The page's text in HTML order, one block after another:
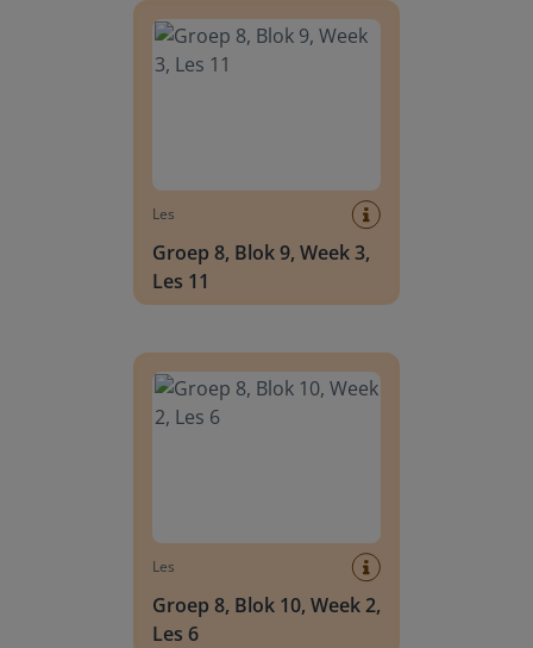
Les
Groep 8, Blok 9, Week 3,
Les 11
Les
Groep 8, Blok 10, Week 2,
Les 6